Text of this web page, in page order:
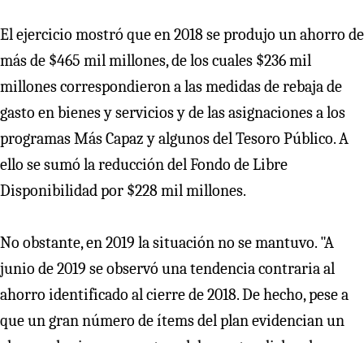
El ejercicio mostró que en 2018 se produjo un ahorro de
más de $465 mil millones, de los cuales $236 mil
millones correspondieron a las medidas de rebaja de
gasto en bienes y servicios y de las asignaciones a los
programas Más Capaz y algunos del Tesoro Público. A
ello se sumó la reducción del Fondo de Libre
Disponibilidad por $228 mil millones.
No obstante, en 2019 la situación no se mantuvo. "A
junio de 2019 se observó una tendencia contraria al
ahorro identificado al cierre de 2018. De hecho, pese a
que un gran número de ítems del plan evidencian un